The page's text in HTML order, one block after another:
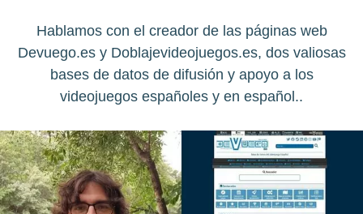
Hablamos con el creador de las páginas web
Devuego.es y Doblajevideojuegos.es, dos valiosas
bases de datos de difusión y apoyo a los
videojuegos españoles y en español..